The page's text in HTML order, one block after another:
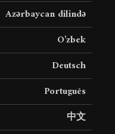
Azərbaycan dilində
O’zbek
Deutsch
Português
中文